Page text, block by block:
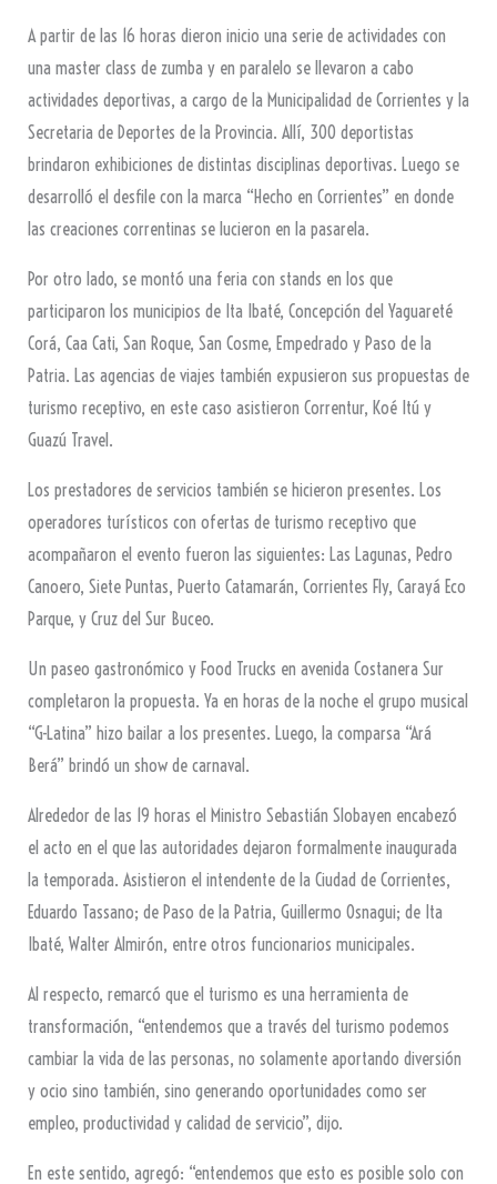
A partir de las 16 horas dieron inicio una serie de actividades con
una master class de zumba y en paralelo se llevaron a cabo
actividades deportivas, a cargo de la Municipalidad de Corrientes y la
Secretaria de Deportes de la Provincia. Allí, 300 deportistas
brindaron exhibiciones de distintas disciplinas deportivas. Luego se
desarrolló el desfile con la marca “Hecho en Corrientes” en donde
las creaciones correntinas se lucieron en la pasarela.
Por otro lado, se montó una feria con stands en los que
participaron los municipios de Ita Ibaté, Concepción del Yaguareté
Corá, Caa Cati, San Roque, San Cosme, Empedrado y Paso de la
Patria. Las agencias de viajes también expusieron sus propuestas de
turismo receptivo, en este caso asistieron Correntur, Koé Itú y
Guazú Travel.
Los prestadores de servicios también se hicieron presentes. Los
operadores turísticos con ofertas de turismo receptivo que
acompañaron el evento fueron las siguientes: Las Lagunas, Pedro
Canoero, Siete Puntas, Puerto Catamarán, Corrientes Fly, Carayá Eco
Parque, y Cruz del Sur Buceo.
Un paseo gastronómico y Food Trucks en avenida Costanera Sur
completaron la propuesta. Ya en horas de la noche el grupo musical
“G-Latina” hizo bailar a los presentes. Luego, la comparsa “Ará
Berá” brindó un show de carnaval.
Alrededor de las 19 horas el Ministro Sebastián Slobayen encabezó
el acto en el que las autoridades dejaron formalmente inaugurada
la temporada. Asistieron el intendente de la Ciudad de Corrientes,
Eduardo Tassano; de Paso de la Patria, Guillermo Osnagui; de Ita
Ibaté, Walter Almirón, entre otros funcionarios municipales.
Al respecto, remarcó que el turismo es una herramienta de
transformación, “entendemos que a través del turismo podemos
cambiar la vida de las personas, no solamente aportando diversión
y ocio sino también, sino generando oportunidades como ser
empleo, productividad y calidad de servicio”, dijo.
En este sentido, agregó: “entendemos que esto es posible solo con